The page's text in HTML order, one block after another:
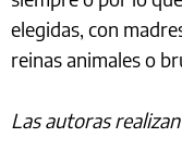
elegidas, con
reinas animales o
Las autoras